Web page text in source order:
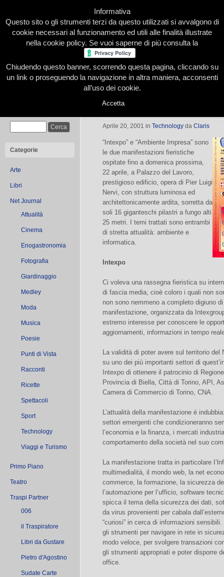
Home Presentazione Redazione Le nostre firme
Categorie
Arte
Libri
Net Journal
Attualità
Cinema
Enogastronomia
Fotografia
Giardinaggio
Medley
Moda
Musica
Poesie
Punti di Vista
Racconti
Ricette
Spettacoli
Sport
Technology
Viaggi e Turismo
Primo Piano
Teatro
Traspi Partner
006
il Traspiratore
Libri da Gustare
Pietro d'Agostino
Sudate Carte
Ambiente e informatica, per 4
Aprile 20, 2001 in Technology da Claris
“Intexpo” e “Ambiente Impresa” sono
le due manifestazioni fieristiche
ospitate fino a domenica prossima,
22 aprile, a Palazzo del Lavoro,
prestigioso edificio, opera di Pier Luigi
Nervi, con struttura luminosa ed
architettonicamente ardita, sorretta da
soli 16 giganteschi pilastri a fungo alti
25 metri. I temi trattati sono entrambi
di stretta attualità: ambiente e
informatica.
Intexpo
Ci voleva una rassegna fieristica su
di fascia media, cioè coloro i quali non
non sono nemmeno a completo digiuno
manifestazione, organizzata da
estremo interesse per conoscere le
aggiornamenti, informazioni in tempo
La validità di poter avere sul territorio
su uno dei più importanti settori di
Intexpo di ottenere il patrocinio di
Provincia di Biella, Città di Torino, API,
Camera di Commercio di Torino, CNA.
L’attualità della manifestazione è
settori emergenti che condizioneranno
l’economia e la finanza, i mercati
comportamento della società nel suo
La manifestazione tratta in particolare
multimedialità, il mondo web, la net
commerce, la formazione, la sicurezza
l’automazione per l’ufficio, software
spicca il tema della sicurezza dei dati,
da virus provenienti per cabala
“curiosi” in cerca di informazioni
gli strumenti per navigare in rete in
modo veloce, per svolgere transazioni
gli strumenti appropriati e poter disporre
office.
Informativa
Questo sito o gli strumenti terzi da questo utilizzati si avvalgono di
cookie necessari al funzionamento ed utili alle finalità illustrate
nella cookie policy. Se vuoi saperne di più consulta la
Chiudendo questo banner, scorrendo questa pagina, cliccando su
un link o proseguendo la navigazione in altra maniera, acconsenti
all’uso dei cookie.
Accetta